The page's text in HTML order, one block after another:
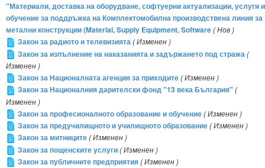
"Материали, доставка на оборудване, софтуерни актуализации, услуги и
обучение за поддръжка на Комплектомобилна производствена линия за
метални конструкции (Material, Supply Equipment, Software( Нов )
Закон за радиото и телевизията( Изменен )
Закон за изпълнение на наказанията и задържането под стража(
Изменен )
Закон за Националната агенция за приходите( Изменен )
Закон за Националния дарителски фонд "13 века България" (
Изменен )
Закон за професионалното образование и обучение( Изменен )
Закон за предучилищното и училищното образование( Изменен )
Закон за митниците( Изменен )
Закон за пощенските услуги( Изменен )
Закон за публичните предприятия( Изменен )